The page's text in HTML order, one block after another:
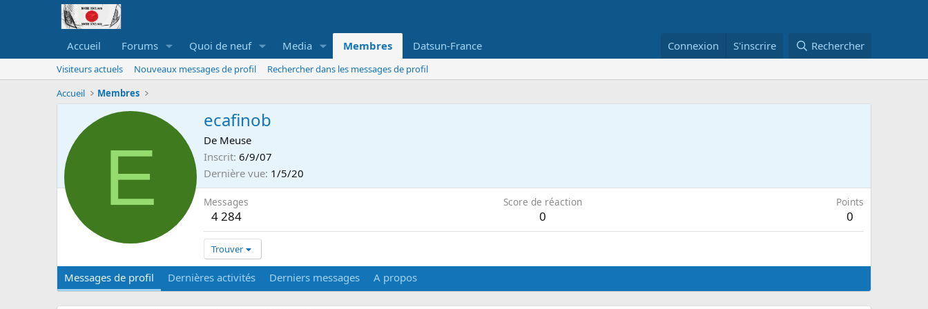
Accueil Forums Quoi de neuf Media Membres Datsun-France Connexion S'inscrire Rechercher
Visiteurs actuels Nouveaux messages de profil
Rechercher dans les messages de profil
Accueil
Membres
E
ecafinob
De Meuse
Inscrit 6/9/07
Dernière vue 1/5/20
Messages
4 284
Score de réaction
0
Points
0
Trouver
Messages de profil Dernières activités Derniers messages A propos